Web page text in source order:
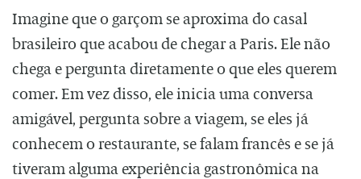
Imagine que o garçom se aproxima do casal
brasileiro que acabou de chegar a Paris. Ele não
chega e pergunta diretamente o que eles querem
comer. Em vez disso, ele inicia uma conversa
amigável, pergunta sobre a viagem, se eles já
conhecem o restaurante, se falam francês e se já
tiveram alguma experiência gastronômica na